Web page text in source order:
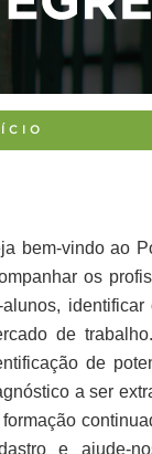
bem-vindo ao
os
alunos,
de
de
a ser
formação
e ajude-